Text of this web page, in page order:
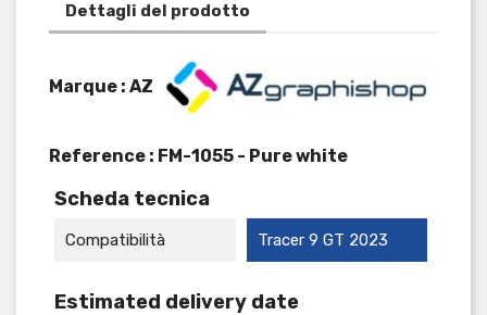
Dettagli del prodotto
Marque : AZ
Reference : FM-1055 - Pure white
Scheda tecnica
Compatibilità Tracer 9 GT 2023
Estimated delivery date